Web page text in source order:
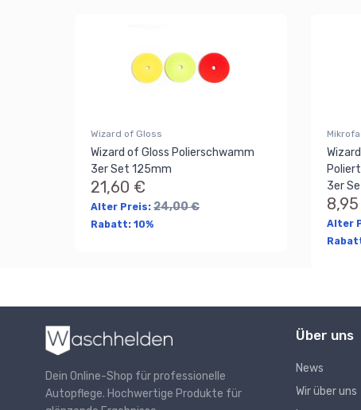
Wizard of Gloss
Wizard of Gloss Polierschwamm
3er Set 125mm
21,60 €
Alter Preis: 24,00 €
Rabatt: 10%
3er
Alter
Dein Online-Shop für professionelle
Autopflege. Hochwertige Produkte für
Über uns
News
Wir über uns